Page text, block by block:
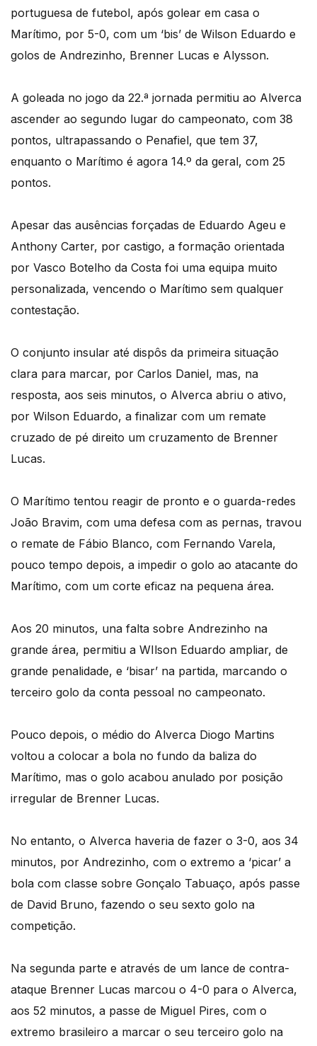
portuguesa de futebol, após golear em casa o
Marítimo, por 5-0, com um ‘bis’ de Wilson Eduardo e
golos de Andrezinho, Brenner Lucas e Alysson.
A goleada no jogo da 22.ª jornada permitiu ao Alverca
ascender ao segundo lugar do campeonato, com 38
pontos, ultrapassando o Penafiel, que tem 37,
enquanto o Marítimo é agora 14.º da geral, com 25
pontos.
Apesar das ausências forçadas de Eduardo Ageu e
Anthony Carter, por castigo, a formação orientada
por Vasco Botelho da Costa foi uma equipa muito
personalizada, vencendo o Marítimo sem qualquer
contestação.
O conjunto insular até dispôs da primeira situação
clara para marcar, por Carlos Daniel, mas, na
resposta, aos seis minutos, o Alverca abriu o ativo,
por Wilson Eduardo, a finalizar com um remate
cruzado de pé direito um cruzamento de Brenner
Lucas.
O Marítimo tentou reagir de pronto e o guarda-redes
João Bravim, com uma defesa com as pernas, travou
o remate de Fábio Blanco, com Fernando Varela,
pouco tempo depois, a impedir o golo ao atacante do
Marítimo, com um corte eficaz na pequena área.
Aos 20 minutos, una falta sobre Andrezinho na
grande área, permitiu a WIlson Eduardo ampliar, de
grande penalidade, e ‘bisar’ na partida, marcando o
terceiro golo da conta pessoal no campeonato.
Pouco depois, o médio do Alverca Diogo Martins
voltou a colocar a bola no fundo da baliza do
Marítimo, mas o golo acabou anulado por posição
irregular de Brenner Lucas.
No entanto, o Alverca haveria de fazer o 3-0, aos 34
minutos, por Andrezinho, com o extremo a ‘picar’ a
bola com classe sobre Gonçalo Tabuaço, após passe
de David Bruno, fazendo o seu sexto golo na
competição.
Na segunda parte e através de um lance de contra-
ataque Brenner Lucas marcou o 4-0 para o Alverca,
aos 52 minutos, a passe de Miguel Pires, com o
extremo brasileiro a marcar o seu terceiro golo na